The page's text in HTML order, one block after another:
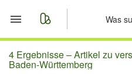
Start
4 Ergebnisse –Artikel zu
Baden-Württemberg